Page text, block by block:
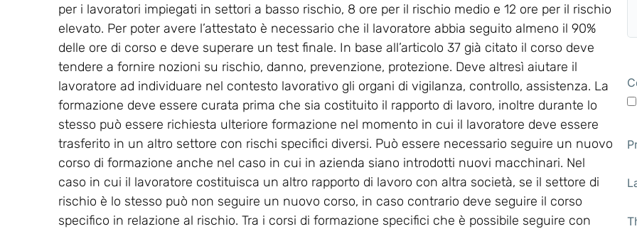
per i lavoratori impiegati in settori a basso rischio, 8 ore per il rischio medio e 12 ore per il rischio
elevato. Per poter avere l’attestato è necessario che il lavoratore abbia seguito almeno il 90%
delle ore di corso e deve superare un test finale. In base all’articolo 37 già citato il corso deve
tendere a fornire nozioni su rischio, danno, prevenzione, protezione. Deve altresì aiutare il
lavoratore ad individuare nel contesto lavorativo gli organi di vigilanza, controllo, assistenza. La
formazione deve essere curata prima che sia costituito il rapporto di lavoro, inoltre durante lo
stesso può essere richiesta ulteriore formazione nel momento in cui il lavoratore deve essere
trasferito in un altro settore con rischi specifici diversi. Può essere necessario seguire un nuovo
corso di formazione anche nel caso in cui in azienda siano introdotti nuovi macchinari. Nel
caso in cui il lavoratore costituisca un altro rapporto di lavoro con altra società, se il settore di
rischio è lo stesso può non seguire un nuovo corso, in caso contrario deve seguire il corso
specifico in relazione al rischio. Tra i corsi di formazione specifici che è possibile seguire con